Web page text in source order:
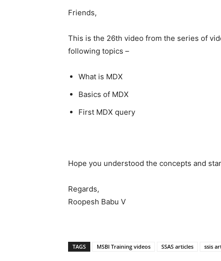
Friends,
This is the 26th video from the series of
following topics –
What is MDX
Basics of MDX
First MDX query
Hope you understood the concepts and
Regards,
Roopesh Babu V
TAGS MSBI Training videos SSAS articles ssis